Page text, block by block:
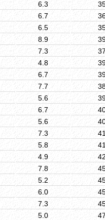
6.3
6.7
6.5
8.9
7.3
4.8
6.7
7.7
5.6
6.7
5.6
7.3
5.8
4.9
7.8
5.2
6.0
7.3
5.0